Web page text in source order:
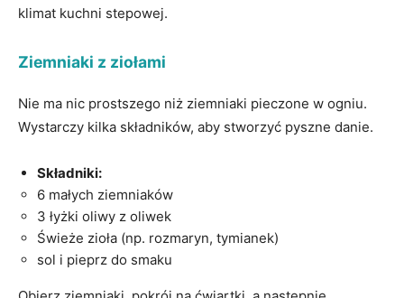
klimat kuchni⁢ stepowej.
Ziemniaki z ziołami
Nie ma‍ nic​ prostszego niż ziemniaki pieczone w‌ ogniu.
Wystarczy ‍kilka składników, aby stworzyć pyszne danie.
Składniki:
6 małych ‌ziemniaków
3 łyżki oliwy z ​oliwek
Świeże zioła (np. rozmaryn, tymianek)
sol i pieprz do ⁤smaku